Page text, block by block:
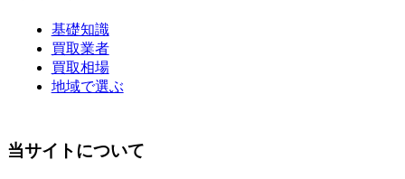
基礎知識
買取業者
買取相場
地域で選ぶ
当サイトについて